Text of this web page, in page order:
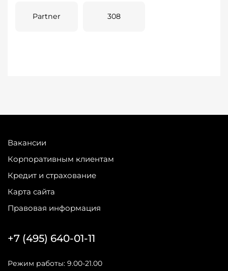
Partner 308
Вакансии
Корпоративным клиентам
Кредит и страхование
Карта сайта
Правовая информация
+7 (495) 640-01-11
Режим работы: 9.00-21.00